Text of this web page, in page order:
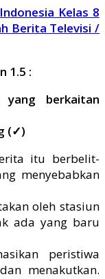
Kelas 8
Berita Televisi /
1.5 :
berkaitan
(✓)
itu berbelit-
menyebabkan
oleh stasiun
ada yang baru
peristiwa
menakutkan.